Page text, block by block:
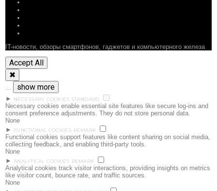
IT-новости, обзоры смартфонов, гаджетов и компьютерного железа
Accept All
✖
show more
► NECESSARY COOKIES STANDARD
Necessary cookies enable essential site features like secure log-ins and
consent preference adjustments. They do not store personal data.
None
►
FUNCTIONAL COOKIES REMARK
Functional cookies support features like content sharing on social media,
collecting feedback, and enabling third-party tools.
None
► ANALYTICAL COOKIES REMARK
Analytical cookies track visitor interactions, providing insights on metrics
like visitor count, bounce rate, and traffic sources.
None